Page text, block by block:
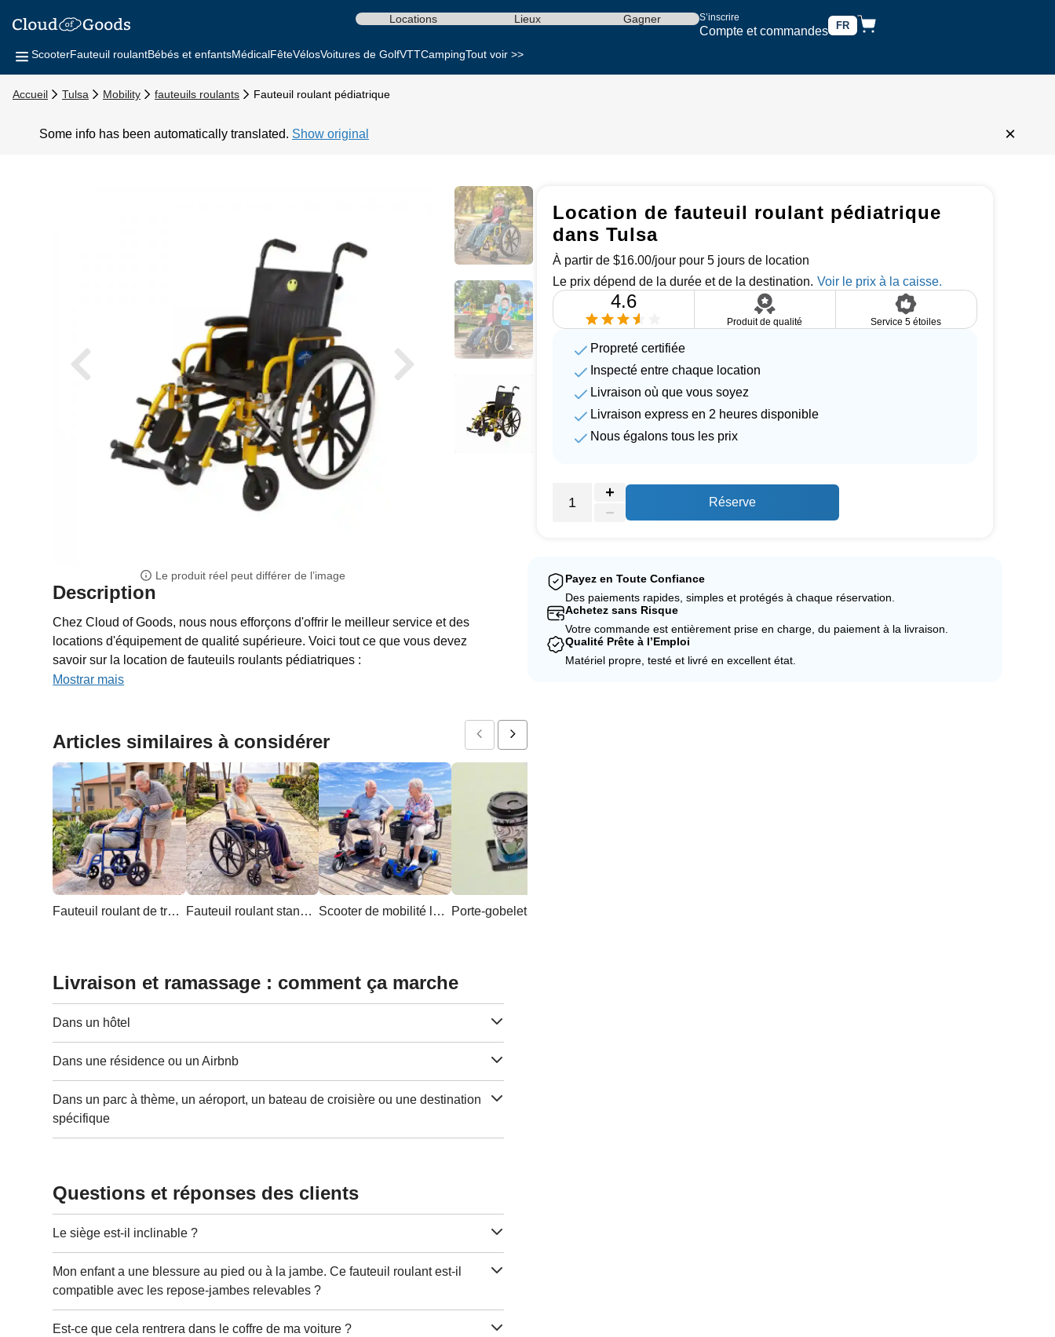
S’inscrire
Compte et commandes FR
Locations Lieux Gagner
ScooterFauteuil roulantBébés et enfantsMédicalFêteVélosVoitures de GolfVTTCampingTout voir >>
Accueil Tulsa Mobility fauteuils roulants Fauteuil roulant pédiatrique
Some info has been automatically translated. Show original ×
Le produit réel peut différer de l’image
Description
Chez Cloud of Goods, nous nous efforçons d'offrir le meilleur service et des
locations d'équipement de qualité supérieure. Voici tout ce que vous devez
savoir sur la location de fauteuils roulants pédiatriques :
Mostrar mais
Articles similaires à considérer
Fauteuil roulant de transport léger Fauteuil roulant standard Scooter de mobilité léger Porte-gobelet universel
Livraison et ramassage : comment ça marche
Dans un hôtel
Dans une résidence ou un Airbnb
Dans un parc à thème, un aéroport, un bateau de croisière ou une destination
spécifique
Questions et réponses des clients
Le siège est-il inclinable ?
Mon enfant a une blessure au pied ou à la jambe. Ce fauteuil roulant est-il
compatible avec les repose-jambes relevables ?
Est-ce que cela rentrera dans le coffre de ma voiture ?
Location de fauteuil roulant pédiatrique
dans Tulsa
À partir de $16.00/jour pour 5 jours de location
Le prix dépend de la durée et de la destination.
4.6
Produit de qualité Service 5 étoiles
Propreté certifiée
Inspecté entre chaque location
Livraison où que vous soyez
Livraison express en 2 heures disponible
Nous égalons tous les prix
Réserve
Payez en Toute Confiance
Des paiements rapides, simples et protégés à chaque réservation.
Achetez sans Risque
Votre commande est entièrement prise en charge, du paiement à la livraison.
Qualité Prête à l’Emploi
Matériel propre, testé et livré en excellent état.